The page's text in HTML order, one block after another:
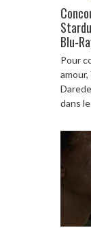
Blu-
Pour
dans